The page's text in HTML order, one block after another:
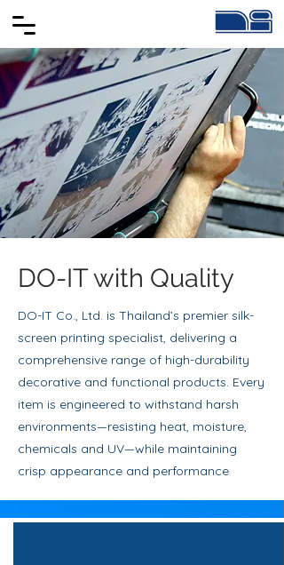
DO-IT with Quality
DO-IT Co., Ltd. is Thailand’s premier silk-
screen printing specialist, delivering a
comprehensive range of high-durability
decorative and functional products. Every
item is engineered to withstand harsh
environments—resisting heat, moisture,
chemicals and UV—while maintaining
crisp appearance and performance